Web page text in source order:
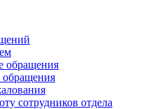
обращения
сотрудников отдела